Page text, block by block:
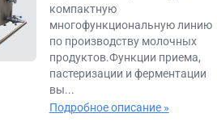
компактную
многофункциональную линию
по производству молочных
продуктов.Функции приема,
пастеризации и ферментации
вы...
Подробное описание »